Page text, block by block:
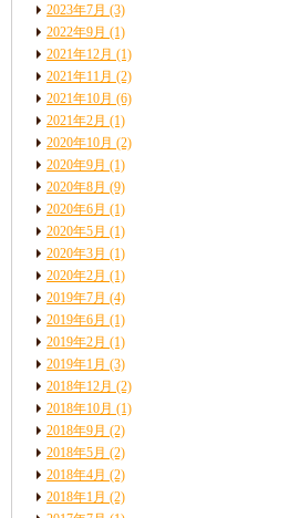
2023年7月 (3)
2022年9月 (1)
2021年12月 (1)
2021年11月 (2)
2021年10月 (6)
2021年2月 (1)
2020年10月 (2)
2020年9月 (1)
2020年8月 (9)
2020年6月 (1)
2020年5月 (1)
2020年3月 (1)
2020年2月 (1)
2019年7月 (4)
2019年6月 (1)
2019年2月 (1)
2019年1月 (3)
2018年12月 (2)
2018年10月 (1)
2018年9月 (2)
2018年5月 (2)
2018年4月 (2)
2018年1月 (2)